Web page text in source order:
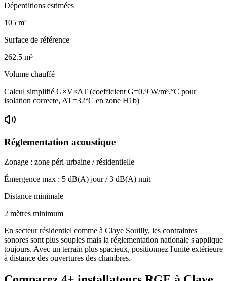
Déperditions estimées
105 m²
Surface de référence
262.5 m³
Volume chauffé
Calcul simplifié G×V×ΔT (coefficient G=0.9 W/m³.°C pour
isolation correcte, ΔT=32°C en zone H1b)
Réglementation acoustique
Zonage : zone péri-urbaine / résidentielle
Émergence max : 5 dB(A) jour /3 dB(A) nuit
Distance minimale
2 mètres minimum
En secteur résidentiel comme à Claye Souilly, les contraintes
sonores sont plus souples mais la réglementation nationale s'applique
toujours. Avec un terrain plus spacieux, positionnez l'unité extérieure
à distance des ouvertures des chambres.